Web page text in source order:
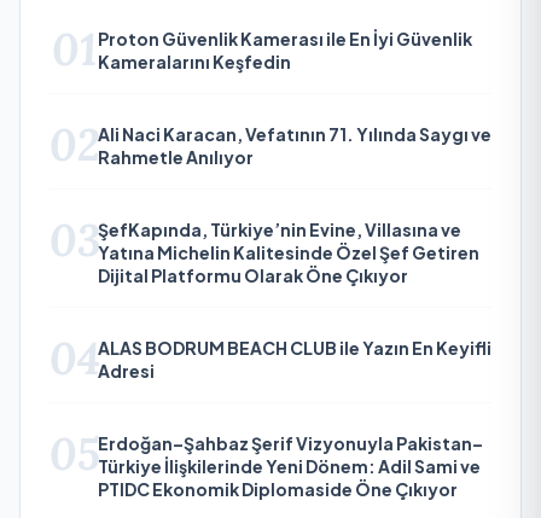
01 Proton Güvenlik Kamerası ile En İyi Güvenlik
Kameralarını Keşfedin
02Ali Naci Karacan, Vefatının 71. Yılında Saygı ve
Rahmetle Anılıyor
03ŞefKapında, Türkiye’nin Evine, Villasına ve
Yatına Michelin Kalitesinde Özel Şef Getiren
Dijital Platformu Olarak Öne Çıkıyor
04ALAS BODRUM BEACH CLUB ile Yazın En Keyifli
Adresi
05Erdoğan–Şahbaz Şerif Vizyonuyla Pakistan–
Türkiye İlişkilerinde Yeni Dönem: Adil Sami ve
PTIDC Ekonomik Diplomaside Öne Çıkıyor